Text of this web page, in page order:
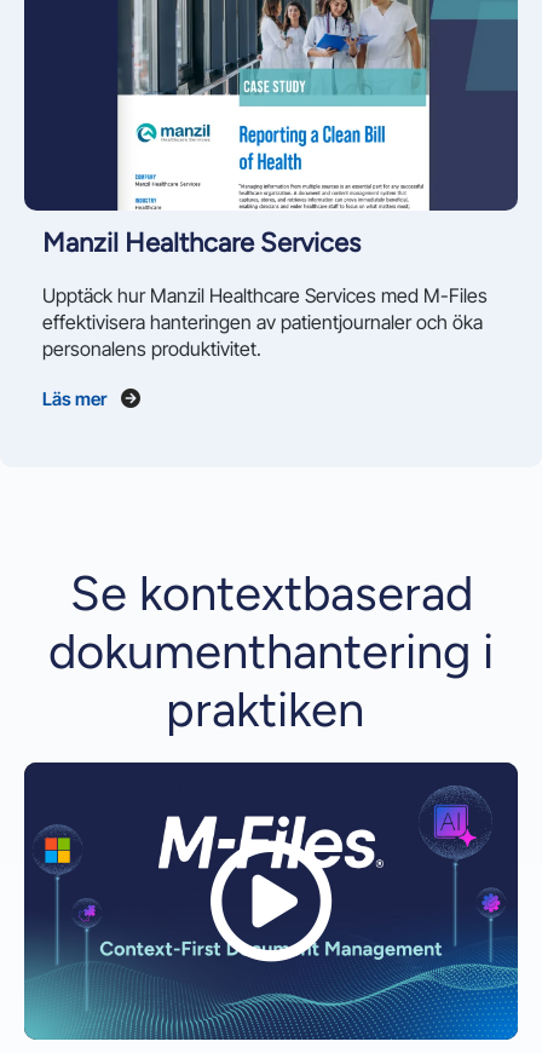
Manzil Healthcare Services
Upptäck hur Manzil Healthcare Services med M-Files
effektivisera hanteringen av patientjournaler och öka
personalens produktivitet.
Läs mer
Se kontextbaserad
dokumenthantering i
praktiken